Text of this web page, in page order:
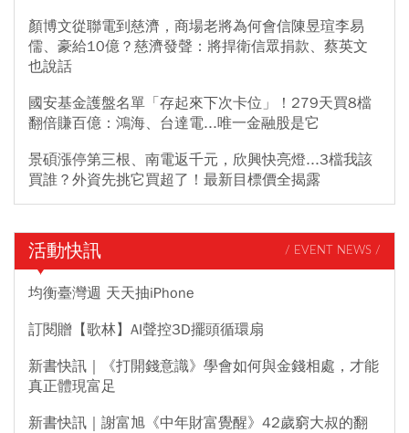
顏博文從聯電到慈濟，商場老將為何會信陳昱瑄李易
儒、豪給10億？慈濟發聲：將捍衛信眾捐款、蔡英文
也說話
國安基金護盤名單「存起來下次卡位」！279天買8檔
翻倍賺百億：鴻海、台達電...唯一金融股是它
景碩漲停第三根、南電返千元，欣興快亮燈...3檔我該
買誰？外資先挑它買超了！最新目標價全揭露
活動快訊 / EVENT NEWS /
均衡臺灣週 天天抽iPhone
訂閱贈【歌林】AI聲控3D擺頭循環扇
新書快訊｜《打開錢意識》學會如何與金錢相處，才能
真正體現富足
新書快訊｜謝富旭《中年財富覺醒》42歲窮大叔的翻